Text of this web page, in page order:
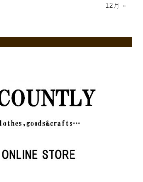
12月 »